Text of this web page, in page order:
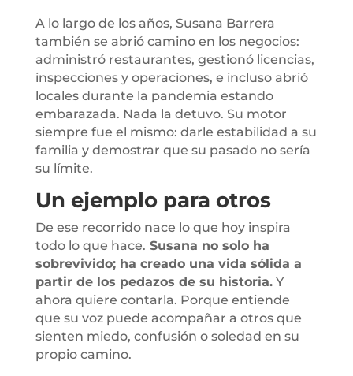
A lo largo de los años, Susana Barrera
también se abrió camino en los negocios:
administró restaurantes, gestionó licencias,
inspecciones y operaciones, e incluso abrió
locales durante la pandemia estando
embarazada. Nada la detuvo. Su motor
siempre fue el mismo: darle estabilidad a su
familia y demostrar que su pasado no sería
su límite.
Un ejemplo para otros
De ese recorrido nace lo que hoy inspira
todo lo que hace. Susana no solo ha
sobrevivido; ha creado una vida sólida a
partir de los pedazos de su historia.Y
ahora quiere contarla. Porque entiende
que su voz puede acompañar a otros que
sienten miedo, confusión o soledad en su
propio camino.